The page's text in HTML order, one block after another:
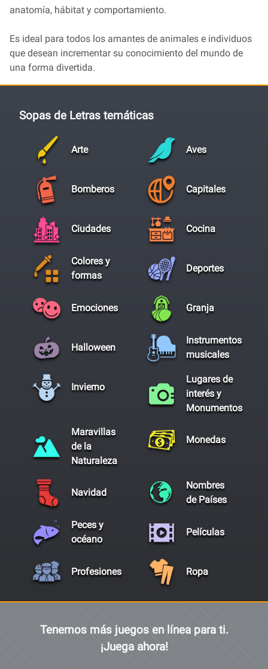
anatomía, hábitat y comportamiento.
Es ideal para todos los amantes de animales e individuos
que desean incrementar su conocimiento del mundo de
una forma divertida.
Sopas de Letras temáticas
Arte Aves
Bomberos Capitales
Ciudades Cocina
Colores y
formas
Deportes
Emociones Granja
Halloween
Instrumentos
musicales
Invierno
Lugares de
interés y
Monumentos
Maravillas
de la
Naturaleza
Monedas
Navidad
Nombres
de Países
Peces y
océano
Películas
Profesiones Ropa
Tenemos más juegos en línea para ti.
¡Juega ahora!